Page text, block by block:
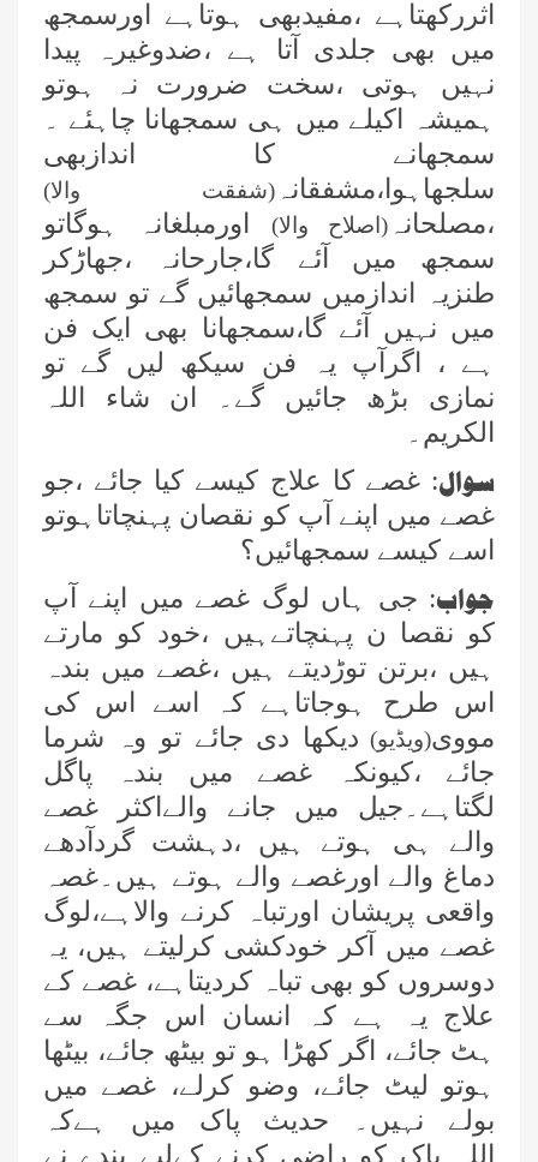
اثررکھتاہے ،مفیدبھی ہوتاہے اورسمجھ
میں بھی جلدی آتا ہے ،ضدوغیرہ پیدا
نہیں ہوتی ،سخت ضرورت نہ ہوتو
ہمیشہ اکیلے میں ہی سمجھانا چاہئے ۔
سمجھانے کا اندازبھی
سلجھاہوا،مشفقانہ (شفقت والا)
،مصلحانہ (اصلاح والا)
اورمبلغانہ ہوگاتو
سمجھ میں آئے گا،جارحانہ ،جھاڑکر
طنزیہ اندازمیں سمجھائیں گے تو سمجھ
میں نہیں آئے گا،سمجھانا بھی ایک فن
ہے ، اگرآپ یہ فن سیکھ لیں گے تو
نمازی بڑھ جائیں گے۔ ان شاء اللہ
الکریم۔
سوال: غصے کا علاج کیسے کیا جائے ،جو
غصے میں اپنے آپ کو نقصان پہنچاتاہوتو
اسے کیسے سمجھائیں؟
جواب: جی ہاں لوگ غصے میں اپنے آپ
کو نقصا ن پہنچاتےہیں ،خود کو مارتے
ہیں ،برتن توڑدیتے ہیں ،غصے میں بندہ
اس طرح ہوجاتاہے کہ اسے اس کی
مووی(ویڈیو) دیکھا دی جائے تو وہ شرما
جائے ،کیونکہ غصے میں بندہ پاگل
لگتاہے۔جیل میں جانے والےاکثر غصے
والے ہی ہوتے ہیں ،دہشت گردآدھے
دماغ والے اورغصے والے ہوتے ہیں۔غصہ
واقعی پریشان اورتباہ کرنے والاہے،لوگ
غصے میں آکر خودکشی کرلیتے ہیں، یہ
دوسروں کو بھی تباہ کردیتاہے، غصے کے
علاج یہ ہے کہ انسان اس جگہ سے
ہٹ جائے، اگر کھڑا ہو تو بیٹھ جائے، بیٹھا
ہوتو لیٹ جائے، وضو کرلے، غصے میں
بولے نہیں۔ حدیث پاک میں ہےکہ
اللہ پاک کو راضی کرنے کےلیے بندے نے